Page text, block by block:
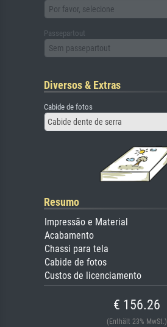
Por favor, selecione
Passepartout
Sem passepartout
Diversos & Extras
Cabide de fotos
Cabide dente de serra
Resumo
Impressão e Material
Acabamento
Chassi para tela
Cabide de fotos
Custos de licenciamento
€ 156.26
(Enthält 23% MwSt.)